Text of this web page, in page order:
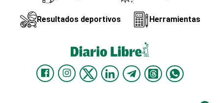
Resultados deportivos Herramientas